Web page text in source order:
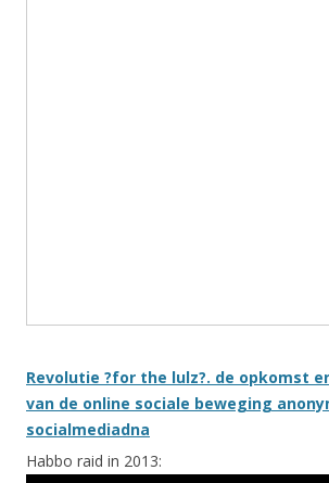
Revolutie ?for the lulz?. de opkomst
van de online sociale beweging
socialmediadna
Habbo raid in 2013: